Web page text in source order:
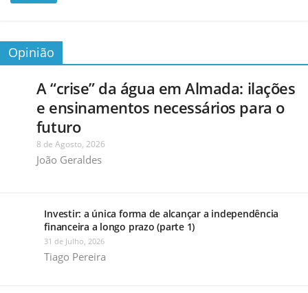
Opinião
A “crise” da água em Almada: ilações
e ensinamentos necessários para o
futuro
8 de Agosto, 2026
João Geraldes
Investir: a única forma de alcançar a independência
financeira a longo prazo (parte 1)
31 de Julho, 2026
Tiago Pereira